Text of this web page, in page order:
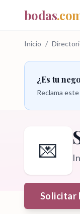
bodas
Inicio /
¿Es tu
Reclama
💌
Solicitar